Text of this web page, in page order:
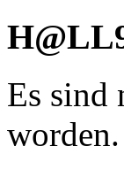
Es sind
worden.